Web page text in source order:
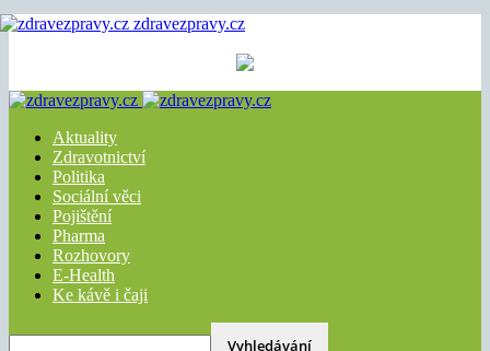
zdravezpravy.cz
Aktuality
Zdravotnictví
Politika
Sociální věci
Pojištění
Pharma
Rozhovory
E-Health
Ke kávě i čaji